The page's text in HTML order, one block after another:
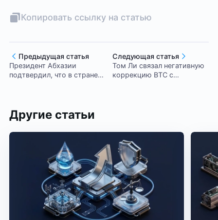
Копировать ссылку на статью
Предыдущая статья
Президент Абхазии
подтвердил, что в стране
Следующая статья
Том Ли связал негативную
коррекцию BTC с
Другие статьи